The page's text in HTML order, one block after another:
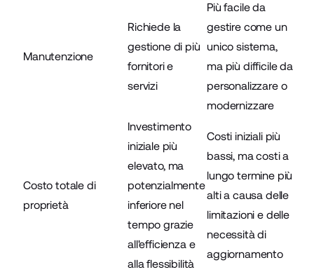
Manutenzione
Richiede la
gestione di più
fornitori e
servizi
Più facile da
gestire come un
unico sistema,
ma più difficile da
personalizzare o
modernizzare
Costo totale di
proprietà
Investimento
iniziale più
elevato, ma
potenzialmente
inferiore nel
tempo grazie
all'efficienza e
alla flessibilità
Costi iniziali più
bassi, ma costi a
lungo termine più
alti a causa delle
limitazioni e delle
necessità di
aggiornamento